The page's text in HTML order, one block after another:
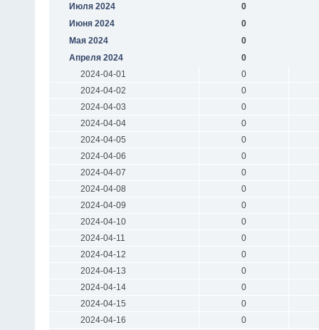
Июля 2024
0
Июня 2024
0
Мая 2024
0
Апреля 2024
0
2024-04-01
0
2024-04-02
0
2024-04-03
0
2024-04-04
0
2024-04-05
0
2024-04-06
0
2024-04-07
0
2024-04-08
0
2024-04-09
0
2024-04-10
0
2024-04-11
0
2024-04-12
0
2024-04-13
0
2024-04-14
0
2024-04-15
0
2024-04-16
0